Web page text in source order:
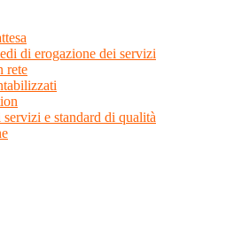
di erogazione dei servizi
rete
servizi e standard di qualità